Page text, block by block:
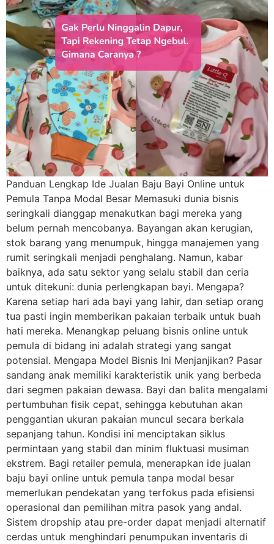
Panduan Lengkap Ide Jualan Baju Bayi Online untuk
Pemula Tanpa Modal Besar Memasuki dunia bisnis
seringkali dianggap menakutkan bagi mereka yang
belum pernah mencobanya. Bayangan akan kerugian,
stok barang yang menumpuk, hingga manajemen yang
rumit seringkali menjadi penghalang. Namun, kabar
baiknya, ada satu sektor yang selalu stabil dan ceria
untuk ditekuni: dunia perlengkapan bayi. Mengapa?
Karena setiap hari ada bayi yang lahir, dan setiap orang
tua pasti ingin memberikan pakaian terbaik untuk buah
hati mereka. Menangkap peluang bisnis online untuk
pemula di bidang ini adalah strategi yang sangat
potensial. Mengapa Model Bisnis Ini Menjanjikan? Pasar
sandang anak memiliki karakteristik unik yang berbeda
dari segmen pakaian dewasa. Bayi dan balita mengalami
pertumbuhan fisik cepat, sehingga kebutuhan akan
penggantian ukuran pakaian muncul secara berkala
sepanjang tahun. Kondisi ini menciptakan siklus
permintaan yang stabil dan minim fluktuasi musiman
ekstrem. Bagi retailer pemula, menerapkan ide jualan
baju bayi online untuk pemula tanpa modal besar
memerlukan pendekatan yang terfokus pada efisiensi
operasional dan pemilihan mitra pasok yang andal.
Sistem dropship atau pre-order dapat menjadi alternatif
cerdas untuk menghindari penumpukan inventaris di